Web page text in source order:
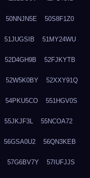
50NNJN5E 50S8F1Z0
51JUGSIB 51MY24WU
52D4GH9B 52FJKYTB
52W5K0BY 52XXY91Q
54PKU5CO 551HGV0S
55JKJF3L 55NCOA72
56GSA0U2 56QN3KEB
57G6BV7Y 57IUFJJS